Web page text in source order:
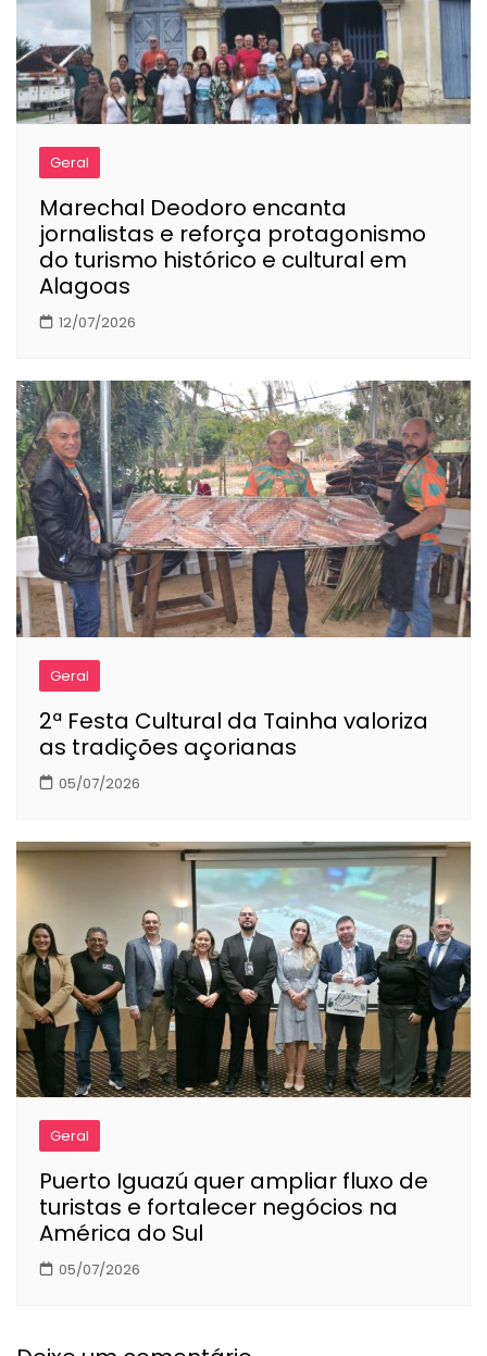
Geral
Marechal Deodoro encanta
jornalistas e reforça protagonismo
do turismo histórico e cultural em
Alagoas
12/07/2026
Geral
2ª Festa Cultural da Tainha valoriza
as tradições açorianas
05/07/2026
Geral
Puerto Iguazú quer ampliar fluxo de
turistas e fortalecer negócios na
América do Sul
05/07/2026